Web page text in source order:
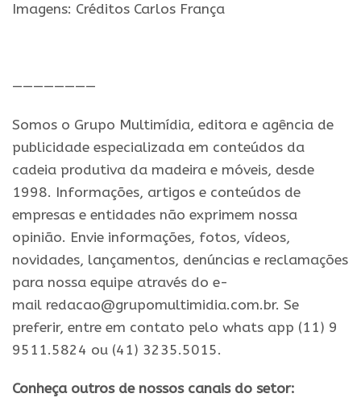
Imagens: Créditos Carlos França
————————
Somos o Grupo Multimídia, editora e agência de
publicidade especializada em conteúdos da
cadeia produtiva da madeira e móveis, desde
1998. Informações, artigos e conteúdos de
empresas e entidades não exprimem nossa
opinião. Envie informações, fotos, vídeos,
novidades, lançamentos, denúncias e reclamações
para nossa equipe através do e-
mail redacao@grupomultimidia.com.br. Se
preferir, entre em contato pelo whats app (11) 9
9511.5824 ou (41) 3235.5015.
Conheça outros de nossos canais do setor: